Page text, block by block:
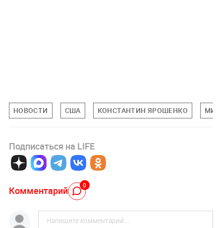
НОВОСТИ США КОНСТАНТИН ЯРОШЕНКО
Подписаться на LIFE
Комментарий 0